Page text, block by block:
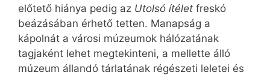
előtető hiánya pedig az Utolsó ítélet freskó
beázásában érhető tetten. Manapság a
kápolnát a városi múzeumok hálózatának
tagjaként lehet megtekinteni, a mellette álló
múzeum állandó tárlatának régészeti leletei és